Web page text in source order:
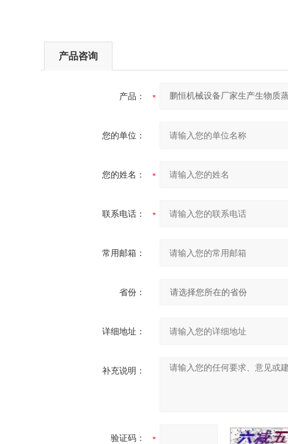
产品咨询
产品：
您的单位：
您的姓名：
联系电话：
常用邮箱：
省份：
详细地址：
补充说明：
验证码：